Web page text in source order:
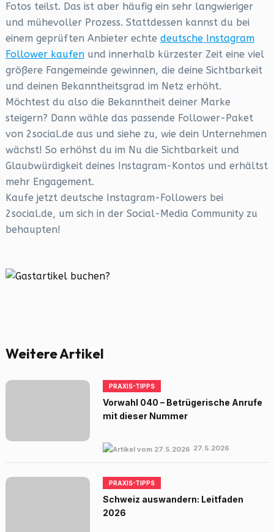
Fotos teilst. Das ist aber häufig ein sehr langwieriger
und mühevoller Prozess. Stattdessen kannst du bei
einem geprüften Anbieter echte deutsche Instagram
Follower kaufenund innerhalb kürzester Zeit eine viel
größere Fangemeinde gewinnen, die deine Sichtbarkeit
und deinen Bekanntheitsgrad im Netz erhöht.
Möchtest du also die Bekanntheit deiner Marke
steigern? Dann wähle das passende Follower-Paket
von 2social.de aus und siehe zu, wie dein Unternehmen
wächst! So erhöhst du im Nu die Sichtbarkeit und
Glaubwürdigkeit deines Instagram-Kontos und erhältst
mehr Engagement.
Kaufe jetzt deutsche Instagram-Followers bei
2social.de, um sich in der Social-Media Community zu
behaupten!
Weitere Artikel
PRAXIS-TIPPS
Vorwahl 040 – Betrügerische Anrufe
mit dieser Nummer
27.5.2026
PRAXIS-TIPPS
Schweiz auswandern: Leitfaden
2026